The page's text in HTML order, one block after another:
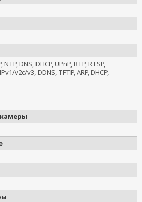
T
T
CT-T
T
CT
DNS, DHCP, UPnP, RTP, RTSP,
v2c/v3, DDNS, TFTP, ARP, DHCP,